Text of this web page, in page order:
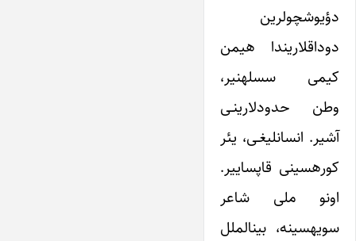
دؤیوشچولرین
دوداقلاریندا هیمن
کیمی سسله‎نیر،
وطن حدودلارینـی
آشیر. انسانلیغـی، یئر
کوره‎سینی قاپساییر.
اونو ملی شاعر
سویه‎سینه، بین‎الملل